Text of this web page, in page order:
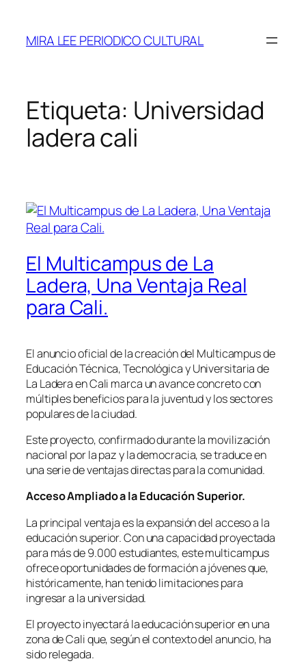
contenido
MIRA LEE PERIODICO CULTURAL
Etiqueta: Universidad
ladera cali
El Multicampus de La
Ladera, Una Ventaja Real
para Cali.
El anuncio oficial de la creación del Multicampus de
Educación Técnica, Tecnológica y Universitaria de
La Ladera en Cali marca un avance concreto con
múltiples beneficios para la juventud y los sectores
populares de la ciudad.
Este proyecto, confirmado durante la movilización
nacional por la paz y la democracia, se traduce en
una serie de ventajas directas para la comunidad.
Acceso Ampliado a la Educación Superior.
La principal ventaja es la expansión del acceso a la
educación superior. Con una capacidad proyectada
para más de 9.000 estudiantes, este multicampus
ofrece oportunidades de formación a jóvenes que,
históricamente, han tenido limitaciones para
ingresar a la universidad.
El proyecto inyectará la educación superior en una
zona de Cali que, según el contexto del anuncio, ha
sido relegada.